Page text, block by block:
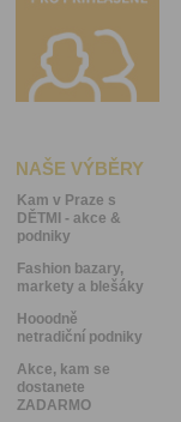
NAŠE VÝBĚRY
Kam v Praze s
DĚTMI - akce &
podniky
Fashion bazary,
markety a blešáky
Hooodně
netradiční podniky
Akce, kam se
dostanete
ZADARMO